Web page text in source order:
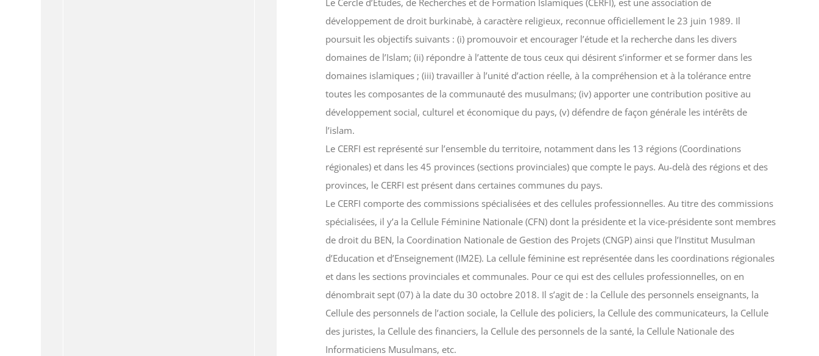
développement de droit burkinabè, à caractère religieux, reconnue officiellement le 23 juin 1989. Il
poursuit les objectifs suivants : (i) promouvoir et encourager l’étude et la recherche dans les divers
domaines de l’Islam; (ii) répondre à l’attente de tous ceux qui désirent s’informer et se former dans les
domaines islamiques ; (iii) travailler à l’unité d’action réelle, à la compréhension et à la tolérance entre
toutes les composantes de la communauté des musulmans; (iv) apporter une contribution positive au
développement social, culturel et économique du pays, (v) défendre de façon générale les intérêts de
l’islam.
Le CERFI est représenté sur l’ensemble du territoire, notamment dans les 13 régions (Coordinations
régionales) et dans les 45 provinces (sections provinciales) que compte le pays. Au-delà des régions et des
provinces, le CERFI est présent dans certaines communes du pays.
Le CERFI comporte des commissions spécialisées et des cellules professionnelles. Au titre des commissions
spécialisées, il y’a la Cellule Féminine Nationale (CFN) dont la présidente et la vice-présidente sont membres
de droit du BEN, la Coordination Nationale de Gestion des Projets (CNGP) ainsi que l’Institut Musulman
d’Education et d’Enseignement (IM2E). La cellule féminine est représentée dans les coordinations régionales
et dans les sections provinciales et communales. Pour ce qui est des cellules professionnelles, on en
dénombrait sept (07) à la date du 30 octobre 2018. Il s’agit de : la Cellule des personnels enseignants, la
Cellule des personnels de l’action sociale, la Cellule des policiers, la Cellule des communicateurs, la Cellule
des juristes, la Cellule des financiers, la Cellule des personnels de la santé, la Cellule Nationale des
Informaticiens Musulmans, etc.